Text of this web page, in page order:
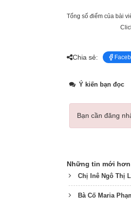
Tổng số điểm của bài
Chia sẻ:
Ý kiến bạn đọc
Bạn cần đăng
Những tin mới hơn
Chị Inê Ngô Thị
Bà Cố Maria